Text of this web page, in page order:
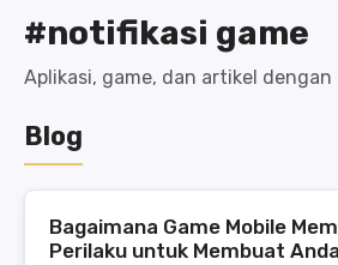
#notifikasi game
Aplikasi, game, dan artikel dengan
Blog
Bagaimana Game Mobile
Perilaku untuk Membuat